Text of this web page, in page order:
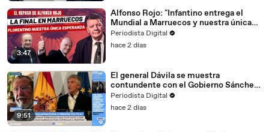
3:47
Alfonso Rojo: "Infantino entrega el
Mundial a Marruecos y nuestra única
esperanza es Florentino"
Periodista Digital
hace 2 días
9:51
El general Dávila se muestra
contundente con el Gobierno Sánchez
tras la invasión de Ceuta: «Ha hecho
una operación avestruz»
Periodista Digital
hace 2 días